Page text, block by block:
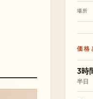
場所
価格
3時
半日